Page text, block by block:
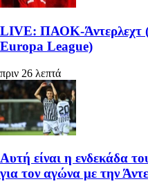
LIVE: ΠΑΟΚ-Άντερλεχτ
Europa League)
πριν 26 λεπτά
Αυτή είναι η ενδεκάδα
για τον αγώνα με την